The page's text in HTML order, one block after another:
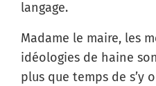
langage.
Madame le maire, les
idéologies de haine
plus que temps de s’y